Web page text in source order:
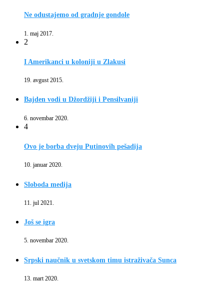
Ne odustajemo od gradnje gondole
1. maj 2017.
2
I Amerikanci u koloniji u Zlakusi
19. avgust 2015.
Bajden vodi u Džordžiji i Pensilvaniji
6. novembar 2020.
4
Ovo je borba dveju Putinovih pešadija
10. januar 2020.
Sloboda medija
11. jul 2021.
Još se igra
5. novembar 2020.
Srpski naučnik u svetskom timu istraživača Sunca
13. mart 2020.